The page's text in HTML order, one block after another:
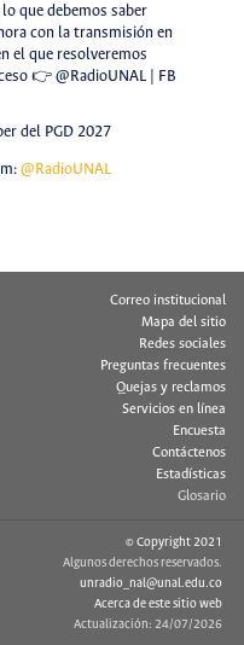
que debemos saber
con la transmisión en
el que resolveremos
👉 @RadioUNAL | FB
del PGD 2027
@RadioUNAL
Correo institucional
Mapa del sitio
Redes sociales
Preguntas frecuentes
Quejas y reclamos
Servicios en línea
Encuesta
Contáctenos
Estadísticas
Glosario
© Copyright 2021
Algunos derechos reservados.
unradio_nal@unal.edu.co
Acerca de este sitio web
Actualización: 24/07/2026